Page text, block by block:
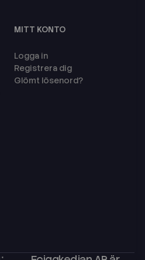
MITT KONTO
Logga in
Registrera dig
Glömt lösenord?